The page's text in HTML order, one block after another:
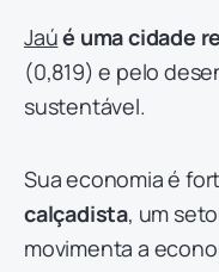
Jaúé uma cidade
(0,819) e pelo
sustentável.
Sua economia é
calçadista, um
movimenta a